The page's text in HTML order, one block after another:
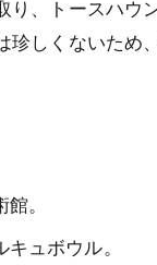
、トースハ
しくないため
。
ュボウル。